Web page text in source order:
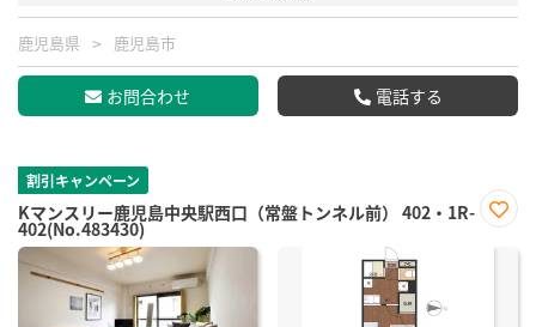
鹿児島県 鹿児島市
お問合わせ 電話する
割引キャンペーン
Kマンスリー鹿児島中央駅西口（常盤トンネル前） 402・1R-
402(No.483430)
に入